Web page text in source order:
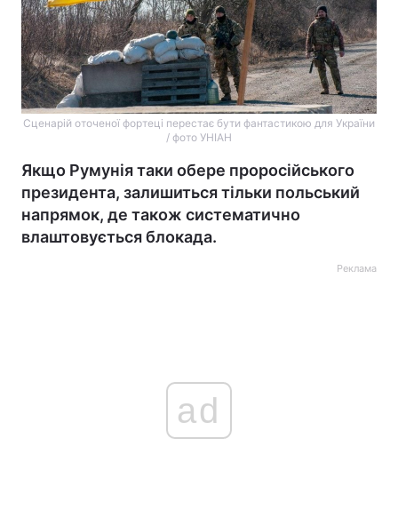
Сценарій оточеної фортеці перестає бути фантастикою для України
/ фото УНІАН
Якщо Румунія таки обере проросійського
президента, залишиться тільки польський
напрямок, де також систематично
влаштовується блокада.
Реклама
ad